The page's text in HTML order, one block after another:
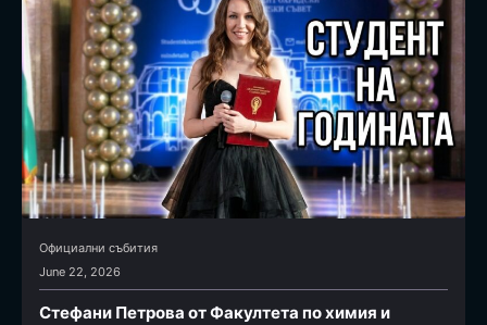
Официални събития
June 22, 2026
Стефани Петрова от Факултета по химия и